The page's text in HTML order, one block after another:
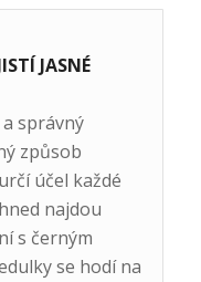
JASNÉ
správný
způsob
účel každé
najdou
s černým
se hodí na